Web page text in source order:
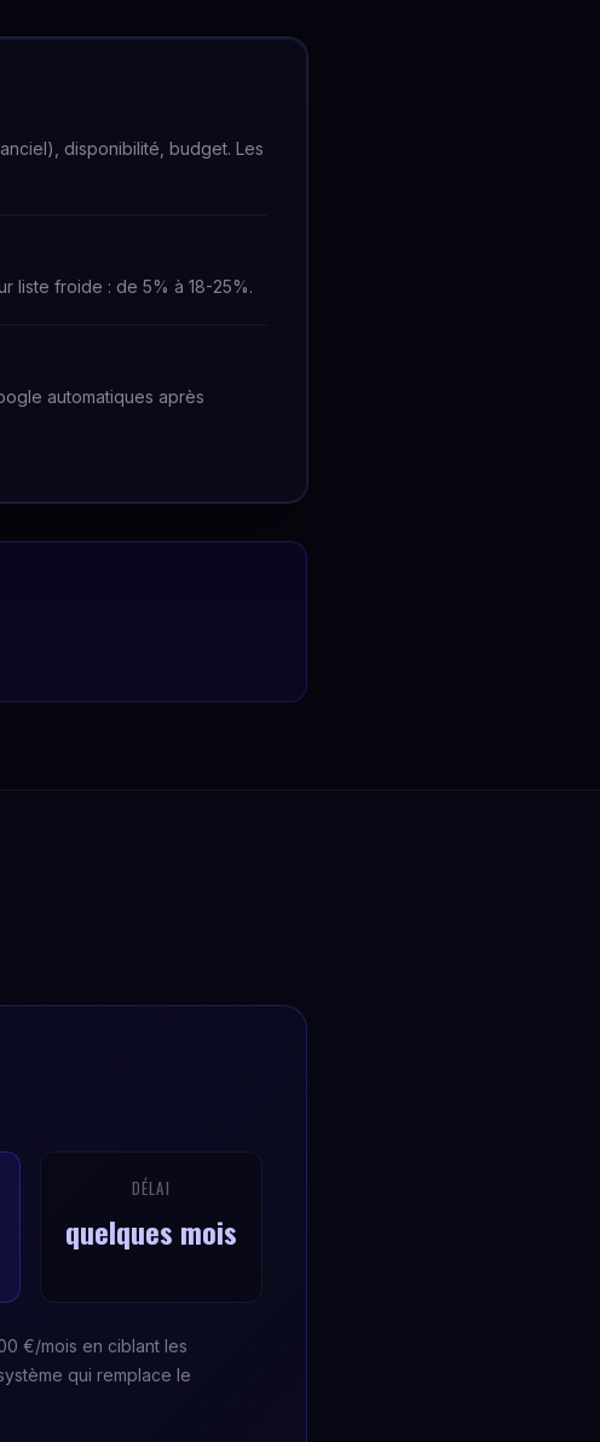
disponibilité, budget. Les
liste froide : de 5% à 18-25%.
automatiques après
DÉLAI
quelques mois
€/mois en ciblant les
qui remplace le